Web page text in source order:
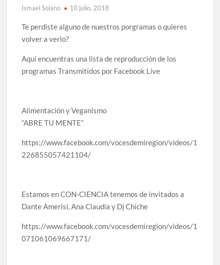
Lanza Municipio convocatoria “Chihuahua Deja Huella”
para convertir el arte local en identidad
Invitan a descubrir la escena cinematográfica del norte
Juárez y la capital
Continúa abierta la convocatoria para el Premio Indígena
Literario “Erasmo Palma”
Inaugura Municipio exposición “Horizontes Opuestos” en
el Aeropuerto Internacional de Chihuahua
presentaciones gratuitas en Palacio de Gobierno
celebrarse en Delicias
Ismael Solano 10 julio, 2018
Te perdiste alguno de nuestros porgramas o quieres
volver a verlo?
Aquí encuentras una lista de reproducción de los
programas Transmitidos por Facebook Live
Alimentación y Veganismo
“ABRE TU MENTE”
https://www.facebook.com/vocesdemiregion/videos/1
226855057421104/
Estamos en CON-CIENCIA tenemos de invitados a
Dante Amerisi, Ana Claudia y Dj Chiche
https://www.facebook.com/vocesdemiregion/videos/1
071061069667171/